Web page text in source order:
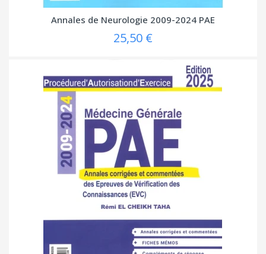
Annales de Neurologie 2009-2024 PAE
25,50 €